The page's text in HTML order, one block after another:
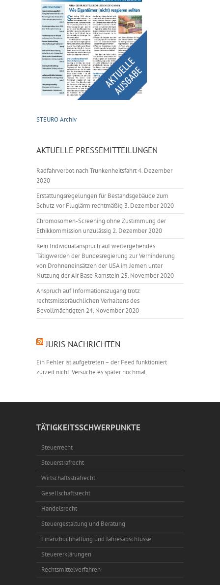
STEURO Archiv
AKTUELLE PRESSEMITTEILUNGEN
Radfahrverbot nach Trunkenheitsfahrt4. Dezember
2020
Erstattungsregelungen für Bestandsgebäude zum
Schutz vor Fluglärm rechtmäßig 3. Dezember 2020
Chromosomen-Screening ohne Zustimmung der
Ethikkommission unzulässig 2. Dezember 2020
Kein Individualanspruch auf weitergehendes
Tätigwerden der Bundesregierung zur Verhinderung
von Drohneneinsätzen der USA im Jemen unter
Nutzung der Air Base Ramstein 25. November 2020
Anspruch auf Informationszugang trotz
rechtsmissbräuchlichen Verhaltens des
Bevollmächtigten 24. November 2020
JURIS NACHRICHTEN
Ein Fehler ist aufgetreten – der Feed funktioniert
zurzeit nicht. Versuche es später nochmal.
TÄTIGKEITSSCHWERPUNKTE
Steuerrecht
Steuerstrafrecht
Wirtschaftsstrafrecht
Gesellschaftsrecht
Handelsrecht
Steuergestaltung und Beratung
Finanzbuchhaltung und Jahresabschlüsse
Steuererklärungen
Rechtsmittelverfahren